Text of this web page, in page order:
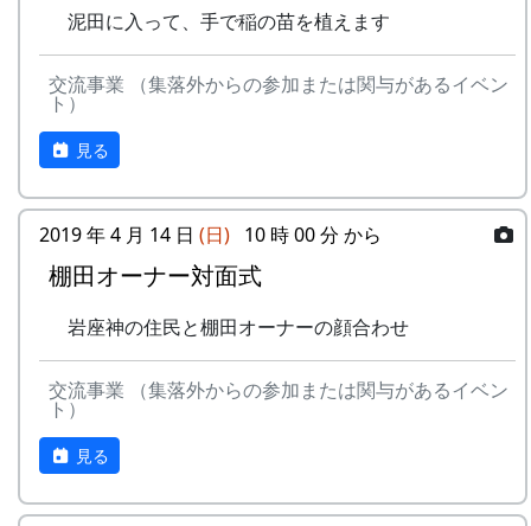
泥田に入って、手で稲の苗を植えます
交流事業 （集落外からの参加または関与があるイベン
ト）
見る
2019 年 4 月 14 日 (日) 10 時 00 分 から
棚田オーナー対面式
岩座神の住民と棚田オーナーの顔合わせ
交流事業 （集落外からの参加または関与があるイベン
ト）
見る